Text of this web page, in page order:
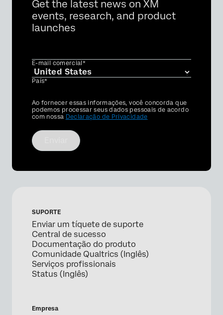
Get the latest news on XM
events, research, and product
launches
E-mail comercial*
País*
Privacy
Optin
Ao fornecer essas informações, você concorda que
podemos processar seus dados pessoais de acordo
com nossa Declaração de Privacidade
SUPORTE
Enviar um tíquete de suporte
Central de sucesso
Documentação do produto
Comunidade Qualtrics (Inglês)
Serviços profissionais
Status (Inglês)
Empresa